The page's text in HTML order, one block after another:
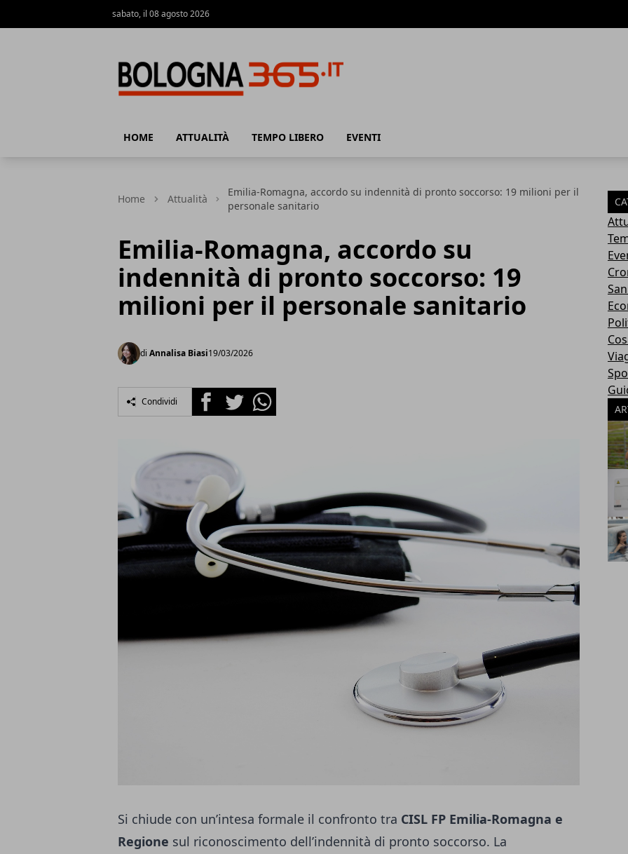
sabato, il 08 agosto 2026
HOME ATTUALITÀ TEMPO LIBERO EVENTI
Home Attualità
Emilia-Romagna, accordo su indennità di pronto soccorso: 19 milioni per il
personale sanitario
Emilia-Romagna, accordo su
indennità di pronto soccorso: 19
milioni per il personale sanitario
di Annalisa Biasi19/03/2026
Condividi FacebookTwitterWhatsapp
Si chiude con un’intesa formale il confronto tra CISL FP Emilia-Romagna e
Regione sul riconoscimento dell’indennità di pronto soccorso. La